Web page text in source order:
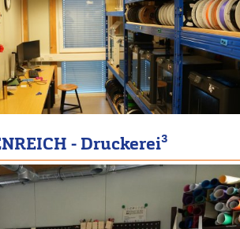
- Druckerei³